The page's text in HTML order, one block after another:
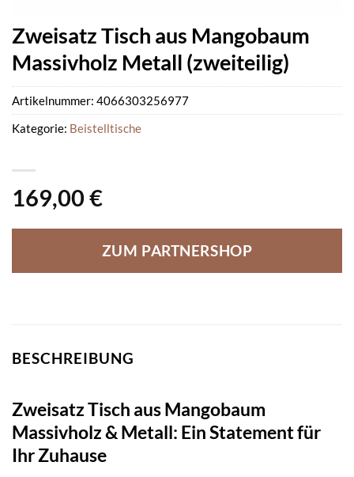
Zweisatz Tisch aus Mangobaum
Massivholz Metall (zweiteilig)
169,00 €
ZUM PARTNERSHOP
Artikelnummer: 4066303256977
Kategorie: Beistelltische
BESCHREIBUNG
Zweisatz Tisch aus Mangobaum
Massivholz & Metall: Ein Statement für
Ihr Zuhause